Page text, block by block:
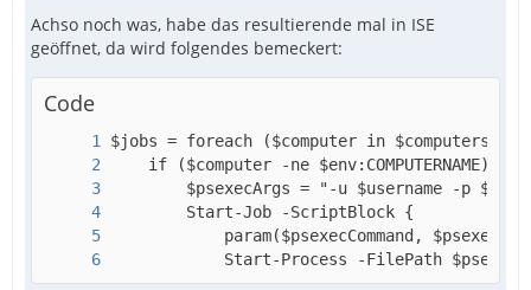
Achso noch was, habe das resultierende mal in ISE
geöffnet, da wird folgendes bemeckert:
Code
Start-Process -FilePath